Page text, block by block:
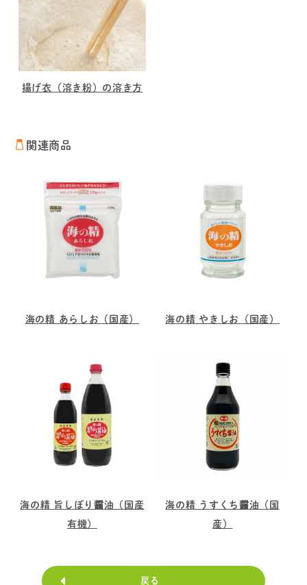
揚げ衣（溶き粉）の溶き方
関連商品
海の精 あらしお（国産） 海の精 やきしお（国産）
海の精 旨しぼり醤油（国産
有機）
海の精 うすくち醤油（国
産）
戻る